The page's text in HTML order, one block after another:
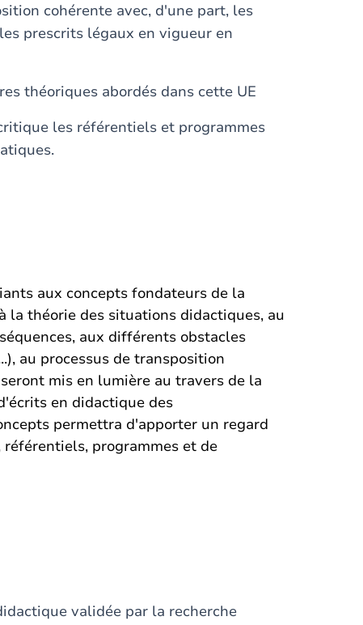
cohérente avec, d'une part, les
prescrits légaux en vigueur en
théoriques abordés dans cette UE
les référentiels et programmes
aux concepts fondateurs de la
la théorie des situations didactiques, au
aux différents obstacles
au processus de transposition
mis en lumière au travers de la
en didactique des
permettra d'apporter un regard
programmes et de
validée par la recherche